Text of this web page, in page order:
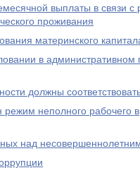
выплаты в связи
проживания
материнского
в
должны
режим неполного рабочего
над